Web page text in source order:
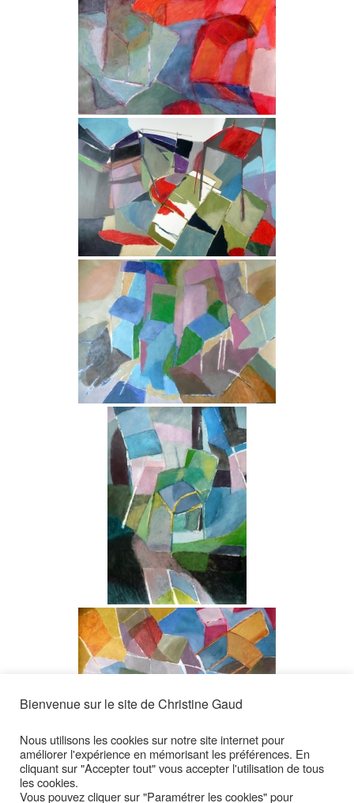
MONTRER UN DIAPORAMA
Bienvenue sur le site de Christine Gaud
Nous utilisons les cookies sur notre site internet pour
améliorer l'expérience en mémorisant les préférences. En
cliquant sur "Accepter tout" vous accepter l'utilisation de tous
les cookies.
Vous pouvez cliquer sur "Paramétrer les cookies" pour